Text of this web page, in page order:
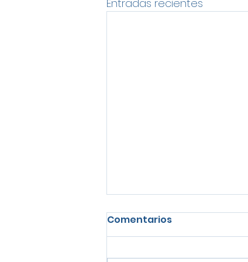
Entradas recientes
Comentarios